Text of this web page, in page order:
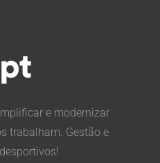
e modernizar
trabalham. Gestão e